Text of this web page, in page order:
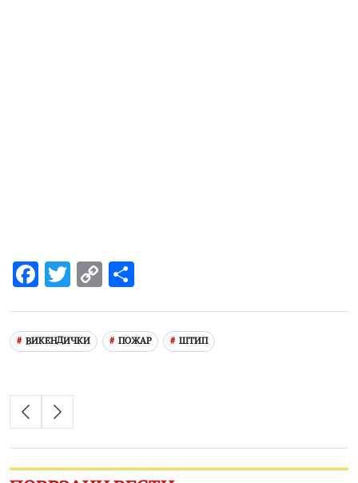
Facebook
Twitter
Copy
ВИКЕНДИЧКИ ПОЖАР ШТИП